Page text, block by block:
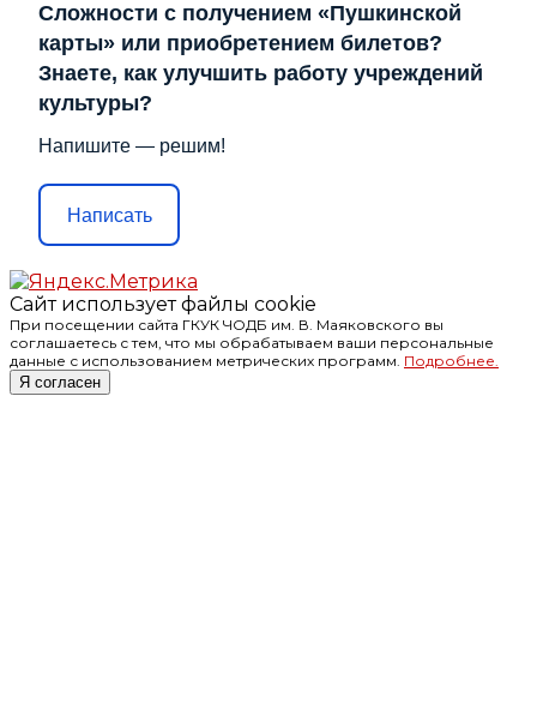
Сложности с получением «Пушкинской
карты» или приобретением билетов?
Знаете, как улучшить работу учреждений
культуры?
Напишите — решим!
Написать
Сайт использует файлы cookie
При посещении сайта ГКУК ЧОДБ им. В. Маяковского вы
соглашаетесь с тем, что мы обрабатываем ваши персональные
данные с использованием метрических программ. Подробнее.
Я согласен